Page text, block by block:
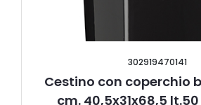
302919470141
Cestino con coperchio
cm. 40,5x31x68,5